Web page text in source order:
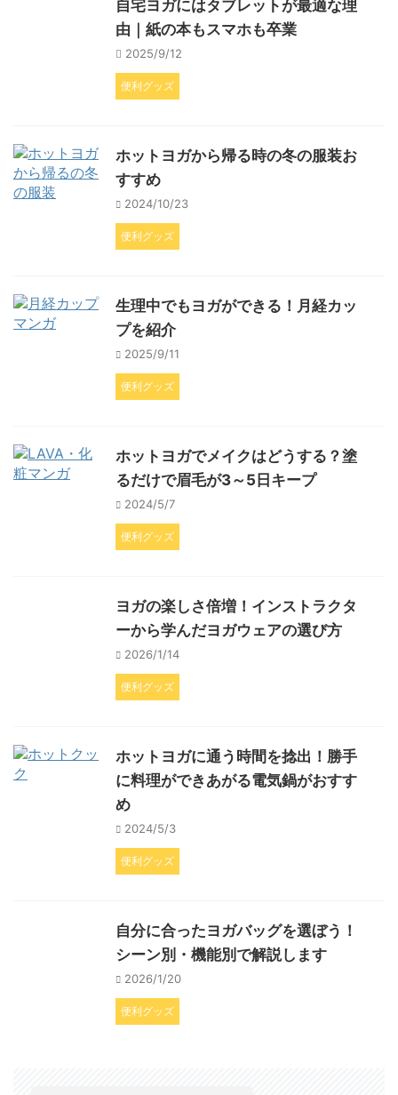
自宅ヨガにはタブレットが最適な理
由｜紙の本もスマホも卒業
2025/9/12
便利グッズ
ホットヨガから帰る時の冬の服装お
すすめ
2024/10/23
便利グッズ
生理中でもヨガができる！月経カッ
プを紹介
2025/9/11
便利グッズ
ホットヨガでメイクはどうする？塗
るだけで眉毛が3～5日キープ
2024/5/7
便利グッズ
ヨガの楽しさ倍増！インストラクタ
ーから学んだヨガウェアの選び方
2026/1/14
便利グッズ
ホットヨガに通う時間を捻出！勝手
に料理ができあがる電気鍋がおすす
め
2024/5/3
便利グッズ
自分に合ったヨガバッグを選ぼう！
シーン別・機能別で解説します
2026/1/20
便利グッズ